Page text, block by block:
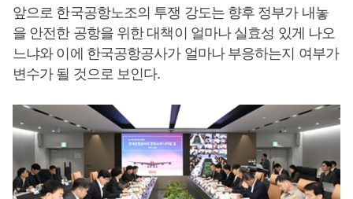
앞으로 한국공항노조의 투쟁 강도는 향후 정부가 내놓
을 안전한 공항을 위한 대책이 얼마나 실효성 있게 나오
느냐와 이에 한국공항공사가 얼마나 부응하는지 여부가
변수가 될 것으로 보인다.